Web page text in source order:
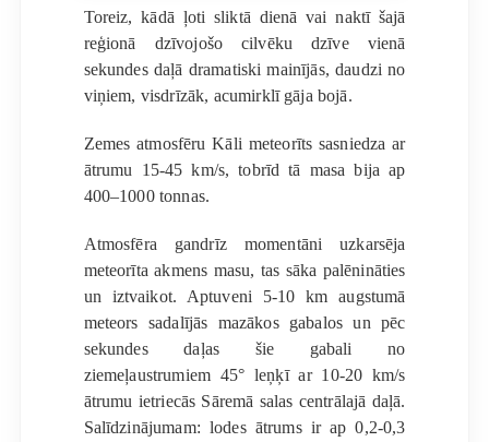
Toreiz, kādā ļoti sliktā dienā vai naktī šajā
reģionā dzīvojošo cilvēku dzīve vienā
sekundes daļā dramatiski mainījās, daudzi no
viņiem, visdrīzāk, acumirklī gāja bojā.
Zemes atmosfēru Kāli meteorīts sasniedza ar
ātrumu 15-45 km/s, tobrīd tā masa bija ap
400–1000 tonnas.
Atmosfēra gandrīz momentāni uzkarsēja
meteorīta akmens masu, tas sāka palēnināties
un iztvaikot. Aptuveni 5-10 km augstumā
meteors sadalījās mazākos gabalos un pēc
sekundes daļas šie gabali no
ziemeļaustrumiem 45° leņķī ar 10-20 km/s
ātrumu ietriecās Sāremā salas centrālajā daļā.
Salīdzinājumam: lodes ātrums ir ap 0,2-0,3